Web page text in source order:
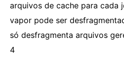
arquivos de cache para cada
vapor pode ser
só desfragmenta arquivos
4